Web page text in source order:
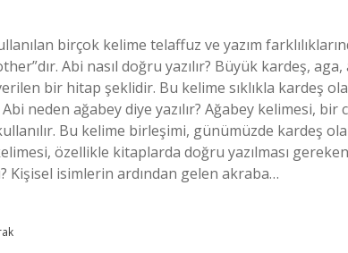
birçok kelime telaffuz ve yazım
Abi nasıl doğru yazılır? Büyük kardeş, aga,
bir hitap şeklidir. Bu kelime sıklıkla kardeş
neden ağabey diye yazılır? Ağabey kelimesi, bir
Bu kelime birleşimi, günümüzde kardeş
özellikle kitaplarda doğru yazılması
Kişisel isimlerin ardından gelen akraba…